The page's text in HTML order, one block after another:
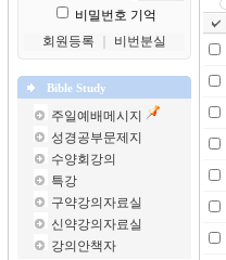
비밀번호 기억
회원등록
비번분실
Bible Study
주일예배메시지
성경공부문제지
수양회강의
특강
구약강의자료실
신약강의자료실
강의안책자